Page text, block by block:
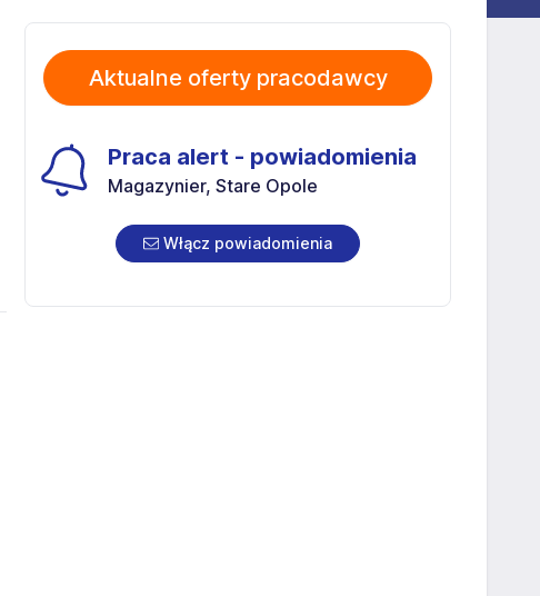
Aktualne oferty pracodawcy
Praca alert - powiadomienia
Magazynier, Stare Opole
Włącz powiadomienia